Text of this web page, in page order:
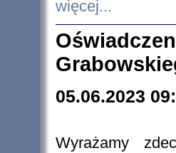
więcej...
05.06.2023
Wyrażamy